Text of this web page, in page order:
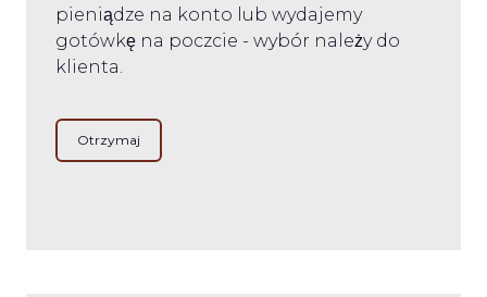
pieniądze na konto lub wydajemy
gotówkę na poczcie - wybór należy do
klienta.
Otrzymaj